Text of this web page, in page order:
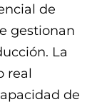
de
gestionan
La
real
de